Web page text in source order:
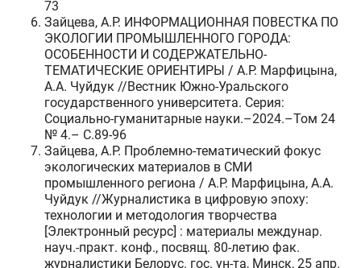
73
Зайцева, А.Р. ИНФОРМАЦИОННАЯ ПОВЕСТКА ПО
ЭКОЛОГИИ ПРОМЫШЛЕННОГО ГОРОДА:
ОСОБЕННОСТИ И СОДЕРЖАТЕЛЬНО-
ТЕМАТИЧЕСКИЕ ОРИЕНТИРЫ / А.Р. Марфицына,
А.А. Чуйдук //Вестник Южно-Уральского
государственного университета. Серия:
Социально-гуманитарные науки.–2024.–Том 24
№ 4.– C.89-96
Зайцева, А.Р. Проблемно-тематический фокус
экологических материалов в СМИ
промышленного региона / А.Р. Марфицына, А.А.
Чуйдук //Журналистика в цифровую эпоху:
технологии и методология творчества
[Электронный ресурс] : материалы междунар.
науч.-практ. конф., посвящ. 80-летию фак.
журналистики Белорус. гос. ун-та, Минск, 25 апр.